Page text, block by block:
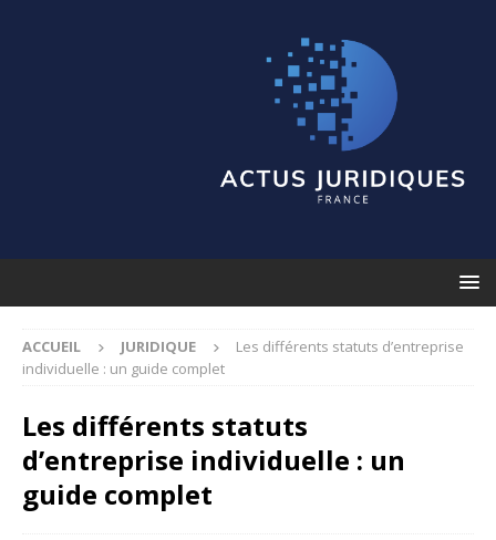
ACCUEIL JURIDIQUE
Les différents statuts d’entreprise
individuelle : un guide complet
Les différents statuts
d’entreprise individuelle : un
guide complet